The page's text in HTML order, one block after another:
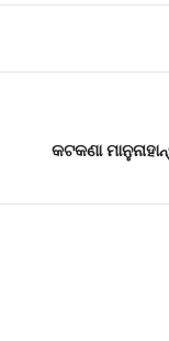
କଟକଣା